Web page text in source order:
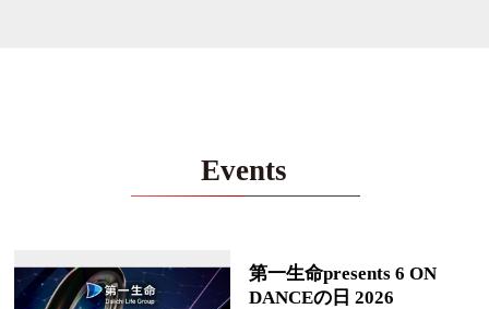
Events
第⼀⽣命presents 6 ON
DANCEの⽇ 2026